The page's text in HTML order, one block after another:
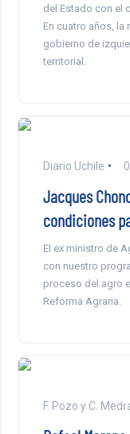
del Estado con el
En cuatro años, la
gobierno de
territorial.
Diario Uchile
Jacques
condiciones
El ex ministro de
con nuestro
proceso del agro
Reforma Agraria.
F. Pozo y C.